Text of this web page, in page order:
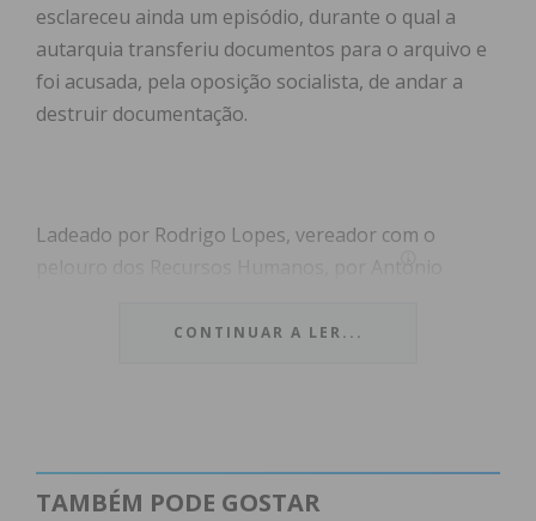
esclareceu ainda um episódio, durante o qual a
autarquia transferiu documentos para o arquivo e
foi acusada, pela oposição socialista, de andar a
destruir documentação.
Ladeado por Rodrigo Lopes, vereador com o
Alves e Manuel Fernando, respetivamente diretores
presidente da Câmara Municipal, até ao último dia
CONTINUAR A LER...
TAMBÉM PODE GOSTAR